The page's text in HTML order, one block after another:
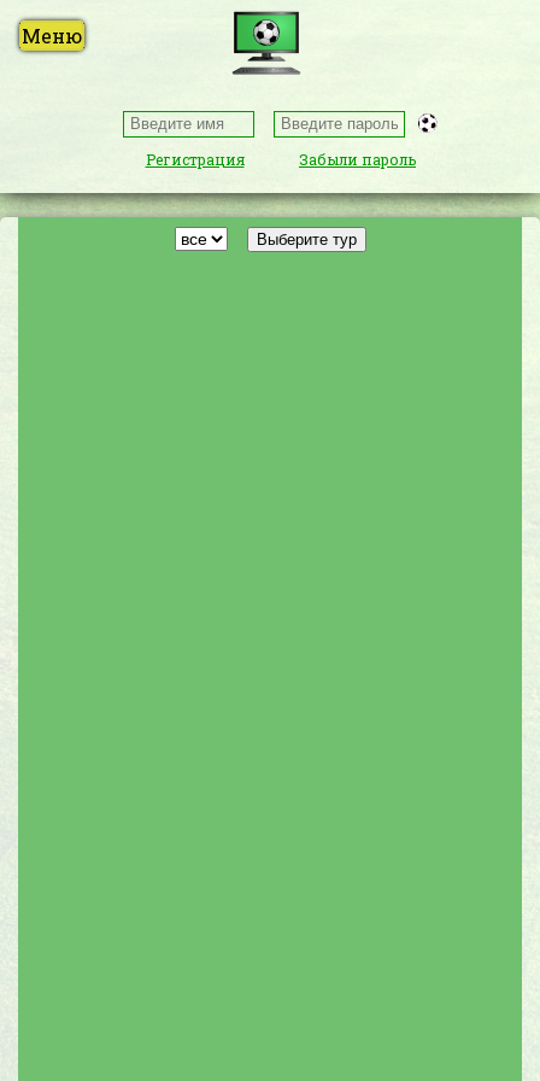
Регистрация Забыли пароль